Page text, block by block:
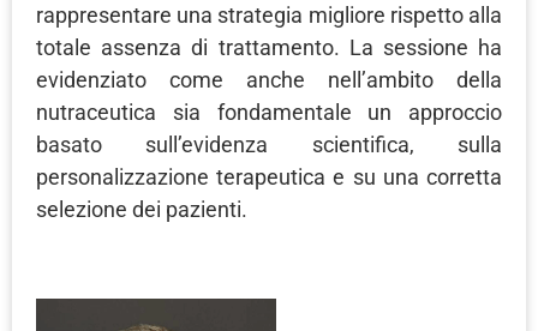
rappresentare una strategia migliore rispetto alla
totale assenza di trattamento. La sessione ha
evidenziato come anche nell’ambito della
nutraceutica sia fondamentale un approccio
basato sull’evidenza scientifica, sulla
personalizzazione terapeutica e su una corretta
selezione dei pazienti.